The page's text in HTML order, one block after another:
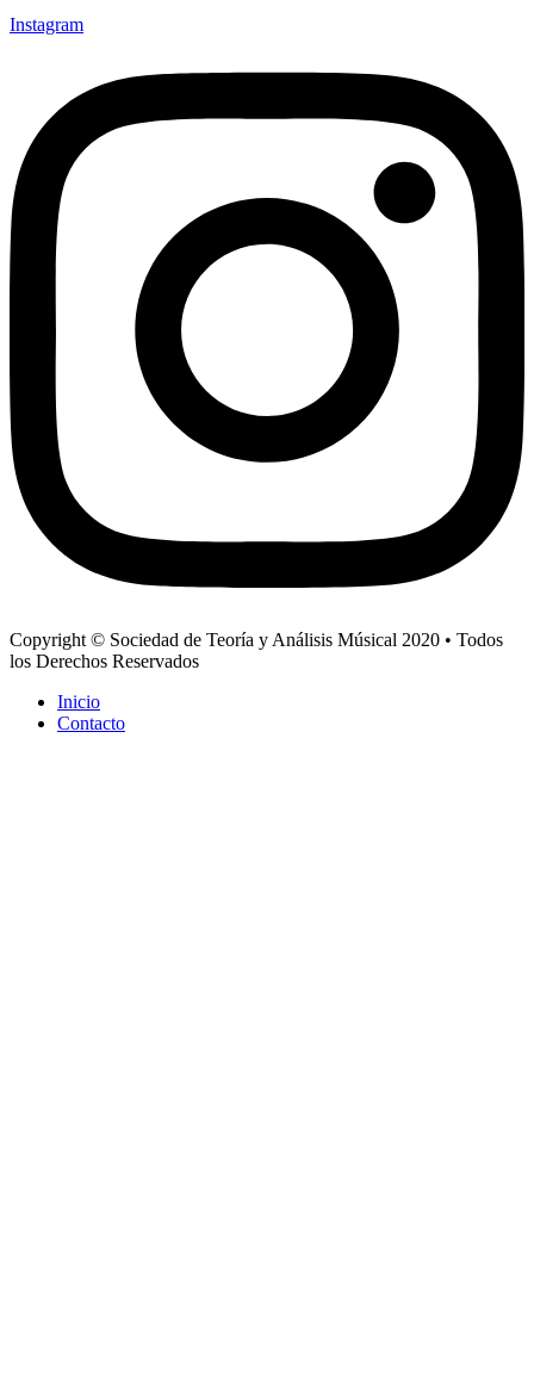
Instagram
Copyright © Sociedad de Teoría y Análisis Músical 2020 • Todos
los Derechos Reservados
Inicio
Contacto